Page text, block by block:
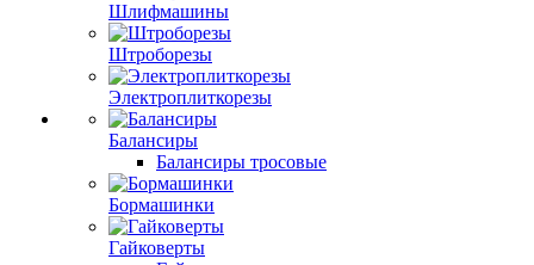
Шлифмашины
Штроборезы
Электроплиткорезы
Балансиры
Балансиры тросовые
Бормашинки
Гайковерты